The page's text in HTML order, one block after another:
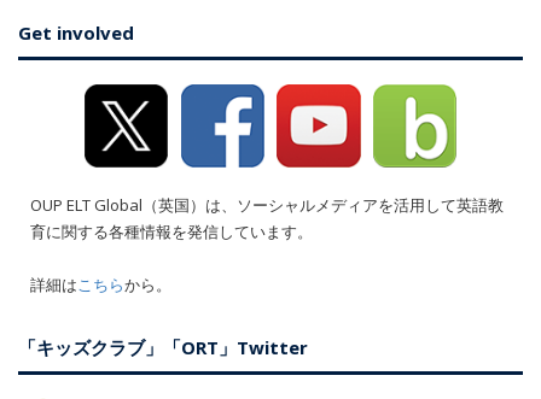
Get involved
OUP ELT Global（英国）は、ソーシャルメディアを活用して英語教
育に関する各種情報を発信しています。
詳細はこちらから。
「キッズクラブ」「ORT」Twitter